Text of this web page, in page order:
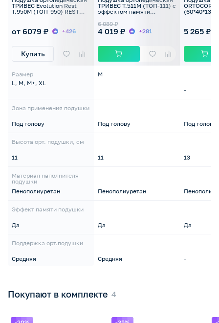
ТРИВЕС Evolution Rest
Т.950М (ТОП-950) REST
от 6079 ₽ +426
Купить
Размер
L, M, M+, XL
Зона применения подушки
Под голову
Высота орт. подушки, см
11
Материал наполнителя
подушки
Пенополиуретан
Эффект памяти подушки
Да
Поддержка орт.подушки
Средняя
ТРИВЕС Т.511М (ТОП-111) с
эффектом памяти
11*49*32см
4 019 ₽
6 089 ₽
+281
M
Под голову
11
Пенополиуретан
Да
Средняя
5 265 ₽
-
Под голову
13
Да
-
Покупают в комплекте